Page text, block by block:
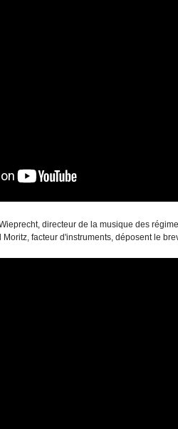
directeur de la musique des
facteur d'instruments, déposent le